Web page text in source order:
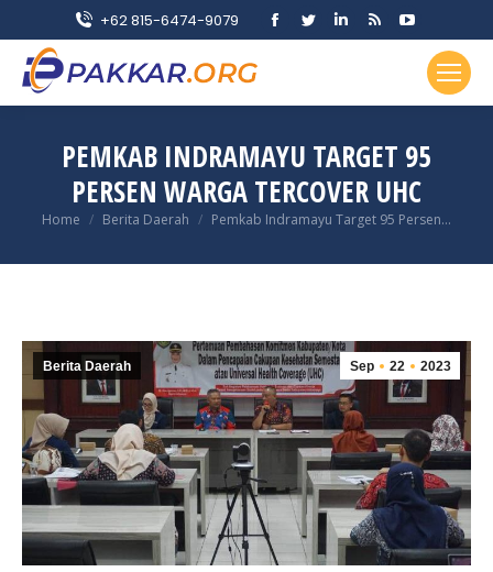
+62 815-6474-9079
Facebook
in
window
Twitter
in
window
Linkedin
in
window
Rss
opens
in
window
YouTube
page
opens
in
window
PEMKAB INDRAMAYU TARGET 95
PERSEN WARGA TERCOVER UHC
You are here:
Home Berita Daerah Pemkab Indramayu Target 95 Persen…
Sep 22 2023
Berita Daerah